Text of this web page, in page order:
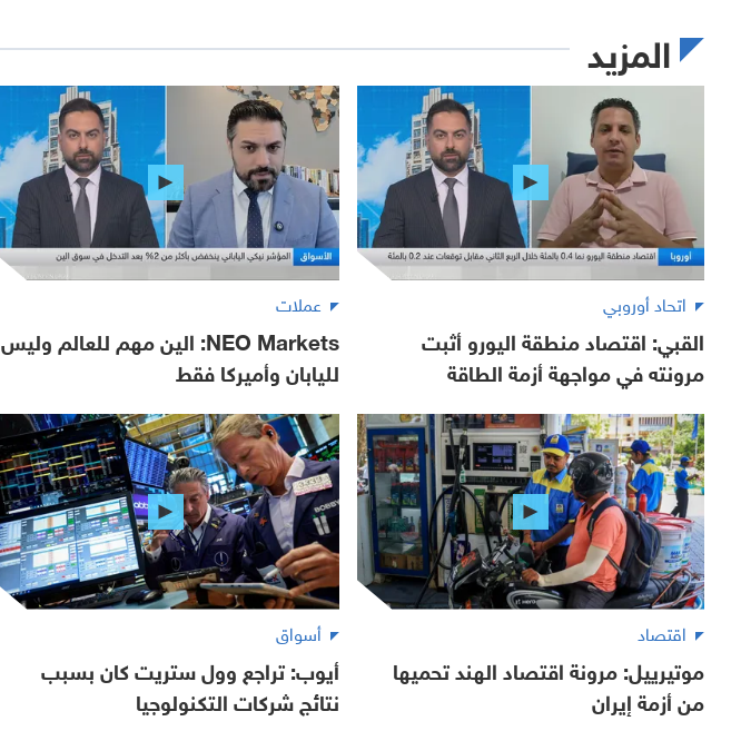
المزيد
اتحاد أوروبي
القبي: اقتصاد منطقة اليورو أثبت
مرونته في مواجهة أزمة الطاقة
عملات
NEO Markets: الين مهم للعالم وليس
لليابان وأميركا فقط
اقتصاد
موتيرييل: مرونة اقتصاد الهند تحميها
من أزمة إيران
أسواق
أيوب: تراجع وول ستريت كان بسبب
نتائج شركات التكنولوجيا